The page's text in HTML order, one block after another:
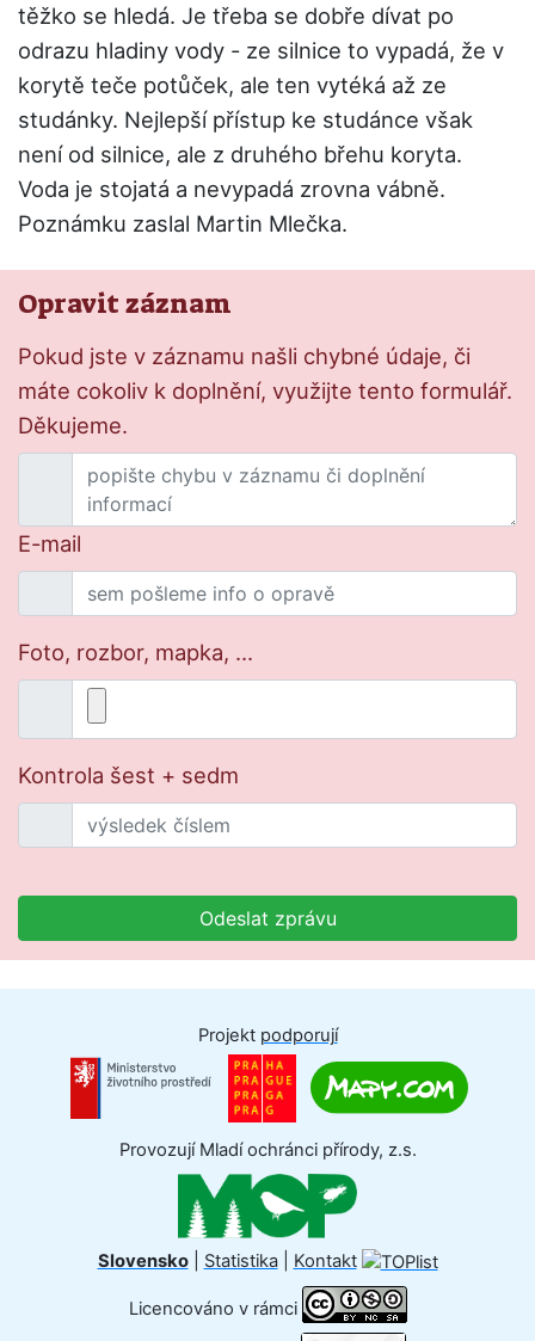
těžko se hledá. Je třeba se dobře dívat po
odrazu hladiny vody - ze silnice to vypadá, že v
korytě teče potůček, ale ten vytéká až ze
studánky. Nejlepší přístup ke studánce však
není od silnice, ale z druhého břehu koryta.
Voda je stojatá a nevypadá zrovna vábně.
Poznámku zaslal Martin Mlečka.
Opravit záznam
Pokud jste v záznamu našli chybné údaje, či
máte cokoliv k doplnění, využijte tento formulář.
Děkujeme.
E-mail
Foto, rozbor, mapka, ...
Kontrola šest + sedm
Odeslat zprávu
Projekt podporují
Provozují Mladí ochránci přírody, z.s.
Slovensko| Statistika| Kontakt
Licencováno v rámci